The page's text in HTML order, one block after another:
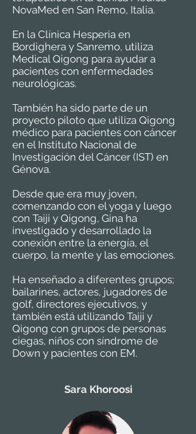
NovaMed en San Remo, Italia.
En la Clínica Hesperia en
Bordighera y Sanremo, utiliza
Medical Qigong para ayudar a
pacientes con enfermedades
neurológicas.
También ha sido parte de un
proyecto piloto que utiliza Qigong
médico para pacientes con cáncer
en el Instituto Nacional de
Investigación del Cáncer (IST) en
Génova.
Desde que era muy joven,
comenzando con el yoga y luego
con Taiji y Qigong, Gina ha
investigado y desarrollado la
conexión entre la energía, el
cuerpo, la mente y las emociones.
Ha enseñado a diferentes grupos;
bailarines, actores, jugadores de
golf, directores ejecutivos, y
también está utilizando Taiji y
Qigong con grupos de personas
ciegas, niños con síndrome de
Down y pacientes con EM.
Sara Khoroosi